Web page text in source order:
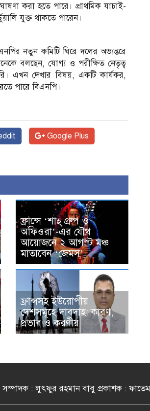
করা হতে পারে। প্রাথমিক যাচাই-
যুক্ত থাকতে পারেন।
নতুন কমিটি ঘিরে দলের অভ্যন্তরে
বলছেন, যোগ্য ও পরীক্ষিত নেতৃত্ব
এখন দেখার বিষয়, একটি কার্যকর,
পারে বিএনপি।
Google Plus
ফ্রান্সে ‘শাহ্ গ্রুপ ও
অফিওরা’-এর যৌথ
আয়োজনে ২ আগস্ট মঞ্চ
মাতাবেন ‘জেমস’
ফ্রান্সসহ ইউরোপীয়
দেশসমূহে দাবদাহ: কারণ,
প্রভাব ও করণীয়
সম্পাদক : লুৎফুর রহমান বাবু প্রকাশক :